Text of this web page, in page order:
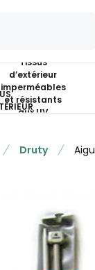
Tissus
d’extérieur
imperméables
et résistants
aux UV
Druty